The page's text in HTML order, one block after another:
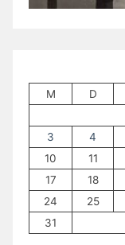
M
D
3
4
10
11
17
18
24
25
31